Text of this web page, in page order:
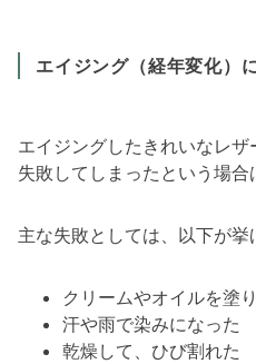
エイジング（経年変化）
エイジングしたきれいなレザ
失敗してしまったという場合
主な失敗としては、以下が挙
クリームやオイルを塗
汗や雨で染みになった
乾燥して、ひび割れた